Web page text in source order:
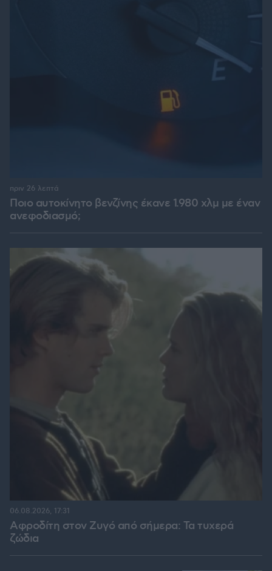
Ποιο αυτοκίνητο βενζίνης έκανε 1.980 χλμ με έναν
ανεφοδιασμό;
πριν 26 λεπτά
Αφροδίτη στον Ζυγό από σήμερα: Τα τυχερά
ζώδια
06.08.2026, 17:31